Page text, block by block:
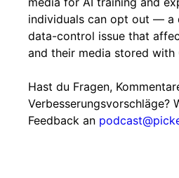
individuals can opt out — a
data-control issue that
and their media stored with
Hast du Fragen,
Verbesserungsvorschläge?
Feedback an